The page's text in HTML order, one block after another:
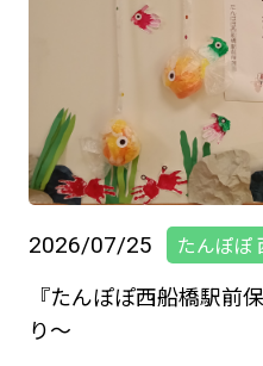
2026/07/25 たんぽぽ
『たんぽぽ西船橋駅前
り～